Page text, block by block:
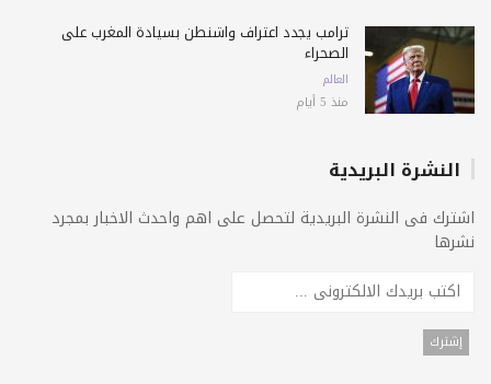
ترامب يجدد اعتراف واشنطن بسيادة المغرب على
الصحراء
العالم
منذ 5 أيام
النشرة البريدية
اشترك فى النشرة البريدية لتحصل على اهم واحدث الاخبار بمجرد
نشرها